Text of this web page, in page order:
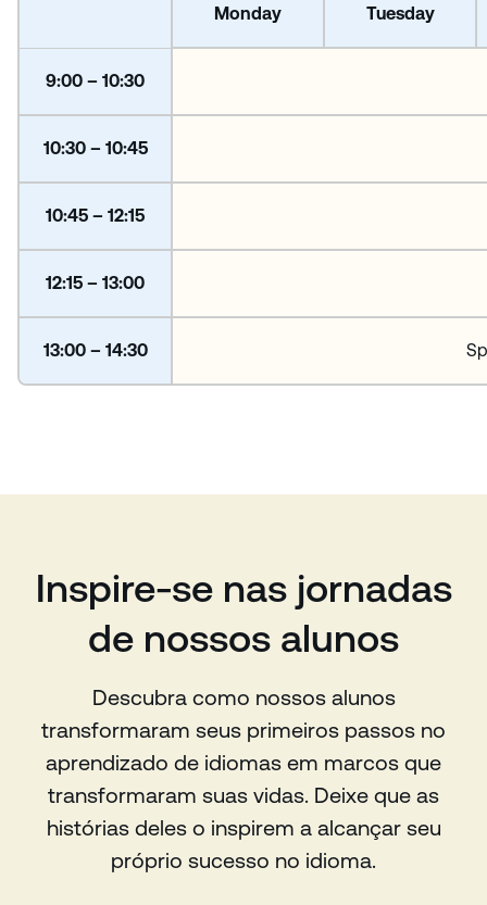
Monday Tuesday
9:00 – 10:30
10:30 – 10:45
10:45 – 12:15
12:15 – 13:00
13:00 – 14:30
Inspire-se nas jornadas
de nossos alunos
Descubra como nossos alunos
transformaram seus primeiros passos no
aprendizado de idiomas em marcos que
transformaram suas vidas. Deixe que as
histórias deles o inspirem a alcançar seu
próprio sucesso no idioma.